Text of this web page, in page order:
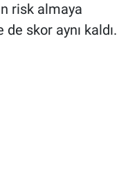
risk almaya
skor aynı kaldı.